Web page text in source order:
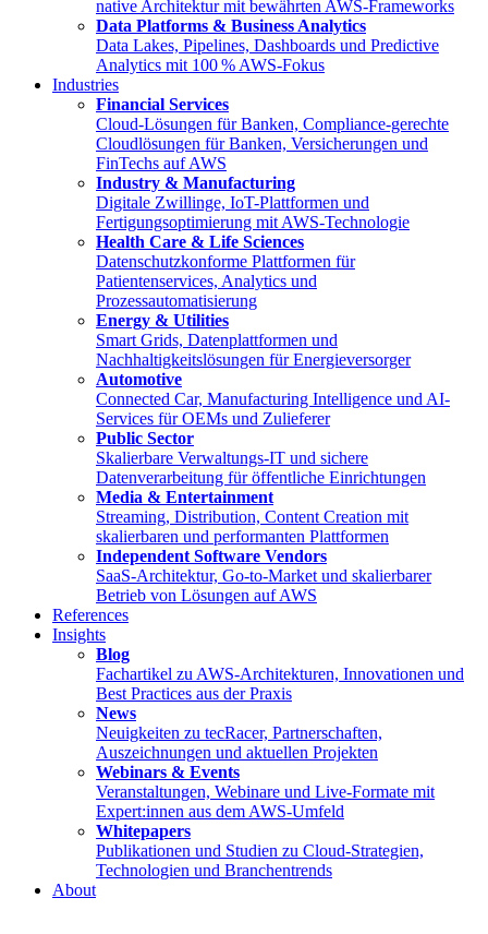
native Architektur mit bewährten AWS-Frameworks
Data Platforms & Business Analytics
Data Lakes, Pipelines, Dashboards und Predictive
Analytics mit 100 % AWS-Fokus
Industries
Financial Services
Cloud-Lösungen für Banken, Compliance-gerechte
Cloudlösungen für Banken, Versicherungen und
FinTechs auf AWS
Industry & Manufacturing
Digitale Zwillinge, IoT-Plattformen und
Fertigungsoptimierung mit AWS-Technologie
Health Care & Life Sciences
Datenschutzkonforme Plattformen für
Patientenservices, Analytics und
Prozessautomatisierung
Energy & Utilities
Smart Grids, Datenplattformen und
Nachhaltigkeitslösungen für Energieversorger
Automotive
Connected Car, Manufacturing Intelligence und AI-
Services für OEMs und Zulieferer
Public Sector
Skalierbare Verwaltungs-IT und sichere
Datenverarbeitung für öffentliche Einrichtungen
Media & Entertainment
Streaming, Distribution, Content Creation mit
skalierbaren und performanten Plattformen
Independent Software Vendors
SaaS-Architektur, Go-to-Market und skalierbarer
Betrieb von Lösungen auf AWS
References
Insights
Blog
Fachartikel zu AWS-Architekturen, Innovationen und
Best Practices aus der Praxis
News
Neuigkeiten zu tecRacer, Partnerschaften,
Auszeichnungen und aktuellen Projekten
Webinars & Events
Veranstaltungen, Webinare und Live-Formate mit
Expert:innen aus dem AWS-Umfeld
Whitepapers
Publikationen und Studien zu Cloud-Strategien,
Technologien und Branchentrends
About